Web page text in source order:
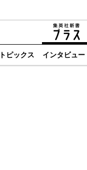
トピックス インタビュー